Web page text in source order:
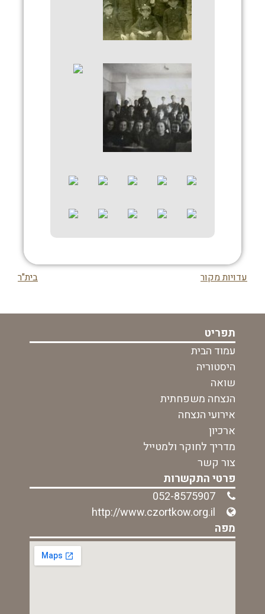
בפוסט
בית"ר עדויות מקור
תפריט
עמוד הבית
היסטוריה
שואה
הנצחה משפחתית
אירועי הנצחה
ארכיון
מדריך לחוקר ולמטייל
צור קשר
פרטי התקשרות
מפה